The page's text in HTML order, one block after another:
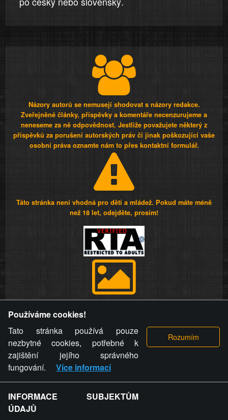
Názory autorů se nemusejí shodovat s názory redakce.
Zveřejněné články, příspěvky a komentáře necenzurujeme a
neneseme za ně odpovědnost. Jestliže považujete některý z
příspěvků za porušení autorských práv či jinak poškozující vaše
osobní práva oznamte nám to přes kontaktní formulář.
Táto stránka není vhodná pro děti a mládež. Pokud máte méně
než 18 let, odejděte, prosím!
videa a komentáře. Osoba, které se toto opatření provozovatele
stránky týče, ani osoba, která umístila fotografii nebo video na
stránku, nemůže z důvodu odstranění fotografie, videa nebo
komentáře pro výše uvedenou okolnost uplatnit vůči
provozovateli stránky žádný nárok na náhradu škody nebo
nemajetkové újmy.
ZVRÁCENÝ.CZ - Svět není zvrácenej. To jen
Používáme cookies!
Tato stránka používá pouze
nezbytné cookies, potřebné k
zajištění jejího správného
fungování.
Více informací
INFORMACE SUBJEKTŮM
ÚDAJŮ